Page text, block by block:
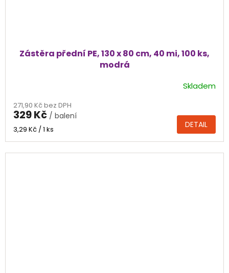
Zástěra přední PE, 130 x 80 cm, 40 mi, 100 ks,
modrá
Skladem
271,90 Kč bez DPH
329 Kč / balení
Měrná
3,29 Kč / 1 ks DETAIL